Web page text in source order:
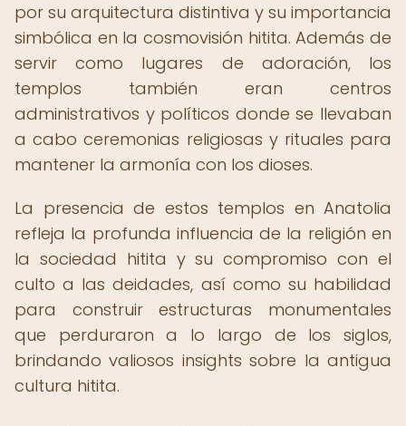
por su arquitectura distintiva y su importancia
simbólica en la cosmovisión hitita. Además de
servir como lugares de adoración, los
templos también eran centros
administrativos y políticos donde se llevaban
a cabo ceremonias religiosas y rituales para
mantener la armonía con los dioses.
La presencia de estos templos en Anatolia
refleja la profunda influencia de la religión en
la sociedad hitita y su compromiso con el
culto a las deidades, así como su habilidad
para construir estructuras monumentales
que perduraron a lo largo de los siglos,
brindando valiosos insights sobre la antigua
cultura hitita.